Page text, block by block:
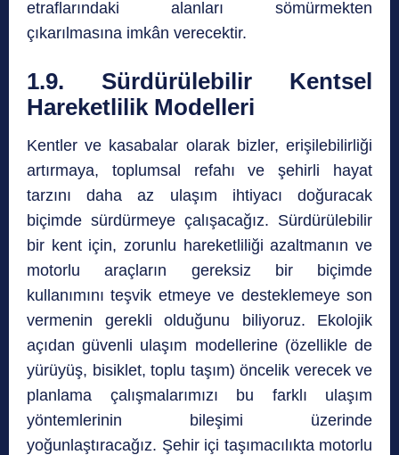
etraflarındaki alanları sömürmekten
çıkarılmasına imkân verecektir.
1.9. Sürdürülebilir Kentsel
Hareketlilik Modelleri
Kentler ve kasabalar olarak bizler, erişilebilirliği
artırmaya, toplumsal refahı ve şehirli hayat
tarzını daha az ulaşım ihtiyacı doğuracak
biçimde sürdürmeye çalışacağız. Sürdürülebilir
bir kent için, zorunlu hareketliliği azaltmanın ve
motorlu araçların gereksiz bir biçimde
kullanımını teşvik etmeye ve desteklemeye son
vermenin gerekli olduğunu biliyoruz. Ekolojik
açıdan güvenli ulaşım modellerine (özellikle de
yürüyüş, bisiklet, toplu taşım) öncelik verecek ve
planlama çalışmalarımızı bu farklı ulaşım
yöntemlerinin bileşimi üzerinde
yoğunlaştıracağız. Şehir içi taşımacılıkta motorlu